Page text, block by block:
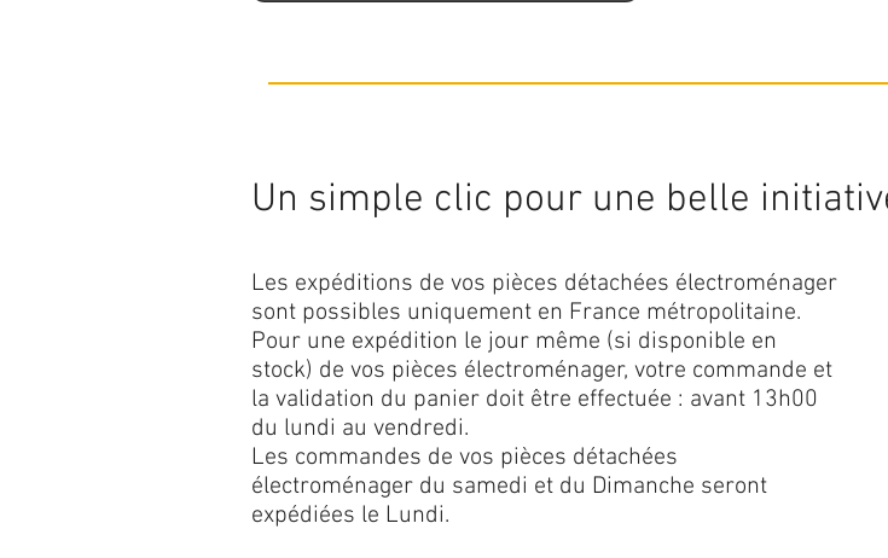
Un simple clic pour une belle
Les expéditions de vos pièces détachées électroménager
sont possibles uniquement en France métropolitaine.
Pour une expédition le jour même (si disponible en
stock) de vos pièces électroménager, votre commande et
la validation du panier doit être effectuée : avant 13h00
du lundi au vendredi.
Les commandes de vos pièces détachées
électroménager du samedi et du Dimanche seront
expédiées le Lundi.